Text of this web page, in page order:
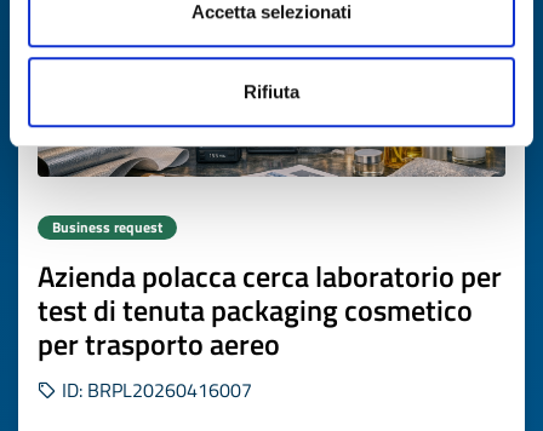
Accetta selezionati
Rifiuta
Business request
Azienda polacca cerca laboratorio per
test di tenuta packaging cosmetico
per trasporto aereo
ID: BRPL20260416007